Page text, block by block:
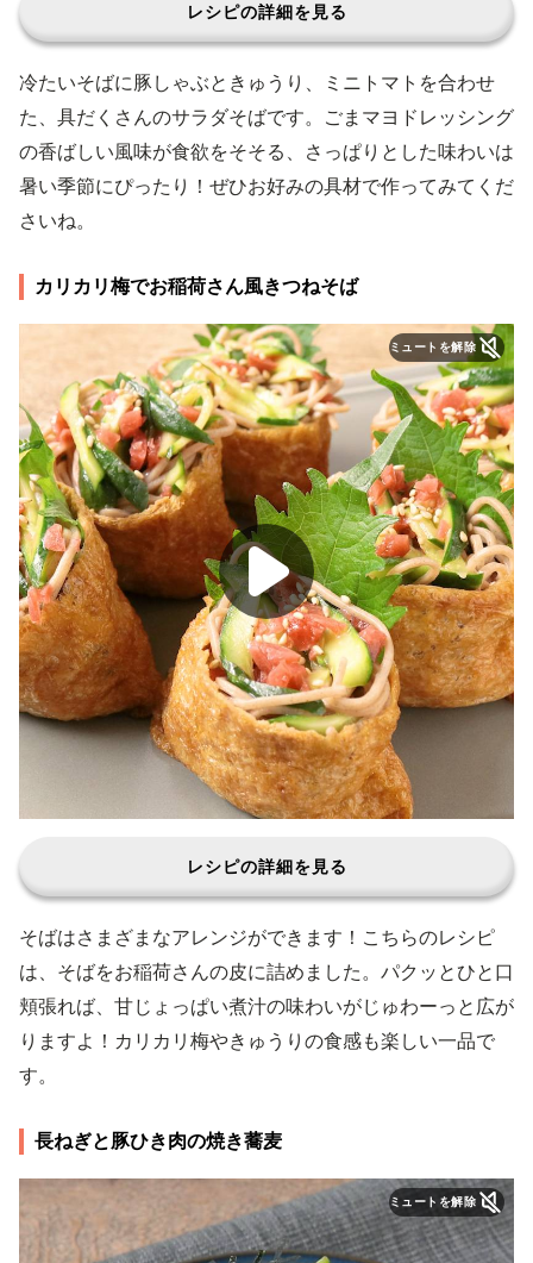
レシピの詳細を見る
冷たいそばに豚しゃぶときゅうり、ミニトマトを合わせ
た、具だくさんのサラダそばです。ごまマヨドレッシング
の香ばしい風味が食欲をそそる、さっぱりとした味わいは
暑い季節にぴったり！ぜひお好みの具材で作ってみてくだ
さいね。
カリカリ梅でお稲荷さん風きつねそば
ミュートを解除
レシピの詳細を見る
そばはさまざまなアレンジができます！こちらのレシピ
は、そばをお稲荷さんの皮に詰めました。パクッとひと口
頬張れば、甘じょっぱい煮汁の味わいがじゅわーっと広が
りますよ！カリカリ梅やきゅうりの食感も楽しい一品で
す。
長ねぎと豚ひき肉の焼き蕎麦
ミュートを解除